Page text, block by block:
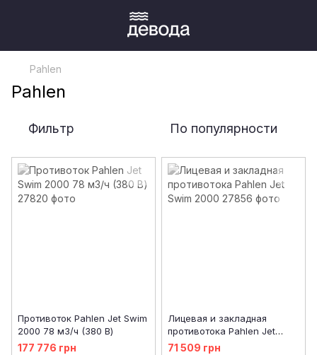
Pahlen
Pahlen
Фильтр По популярности
Противоток Pahlen Jet Swim
2000 78 м3/ч (380 В)
177 776 грн
Лицевая и закладная
противотока Pahlen Jet
Swim 2000
71 509 грн